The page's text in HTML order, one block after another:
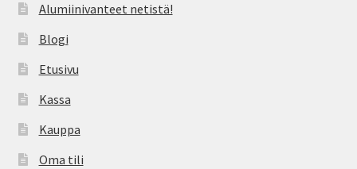
Alumiinivanteet netistä!
Blogi
Etusivu
Kassa
Kauppa
Oma tili